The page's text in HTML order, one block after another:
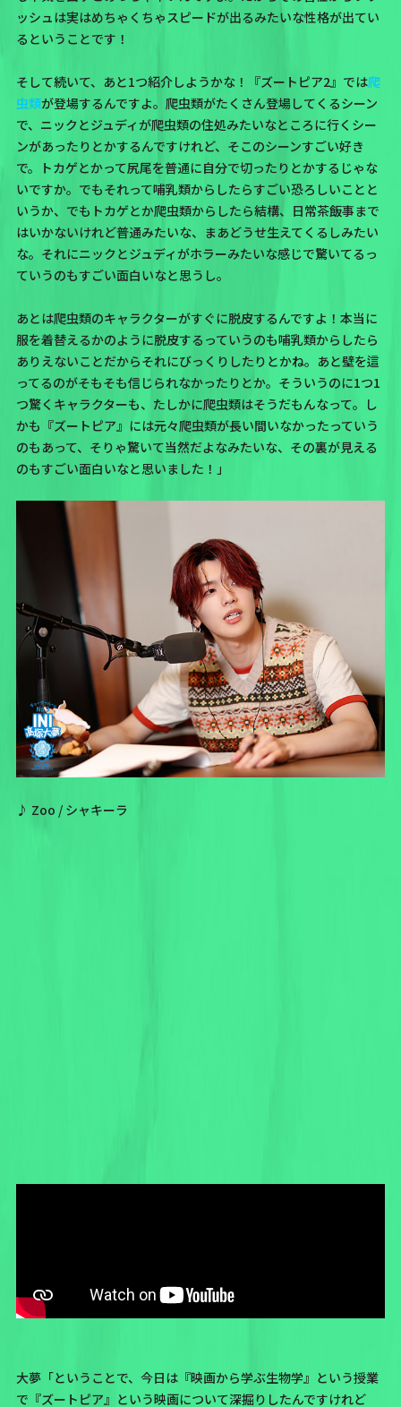
ッシュは実はめちゃくちゃスピードが出るみたいな性格が出てい
るということです！
そして続いて、あと1つ紹介しようかな！『ズートピア2』では爬
虫類が登場するんですよ。爬虫類がたくさん登場してくるシーン
で、ニックとジュディが爬虫類の住処みたいなところに行くシー
ンがあったりとかするんですけれど、そこのシーンすごい好き
で。トカゲとかって尻尾を普通に自分で切ったりとかするじゃな
いですか。でもそれって哺乳類からしたらすごい恐ろしいことと
いうか、でもトカゲとか爬虫類からしたら結構、日常茶飯事まで
はいかないけれど普通みたいな、まあどうせ生えてくるしみたい
な。それにニックとジュディがホラーみたいな感じで驚いてるっ
ていうのもすごい面白いなと思うし。
あとは爬虫類のキャラクターがすぐに脱皮するんですよ！本当に
服を着替えるかのように脱皮するっていうのも哺乳類からしたら
ありえないことだからそれにびっくりしたりとかね。あと壁を這
ってるのがそもそも信じられなかったりとか。そういうのに1つ1
つ驚くキャラクターも、たしかに爬虫類はそうだもんなって。し
かも『ズートピア』には元々爬虫類が長い間いなかったっていう
のもあって、そりゃ驚いて当然だよなみたいな、その裏が見える
のもすごい面白いなと思いました！」
♪ Zoo / シャキーラ
大夢「ということで、今日は『映画から学ぶ生物学』という授業
で『ズートピア』という映画について深掘りしたんですけれど